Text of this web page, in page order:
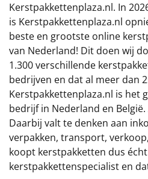
Origineel
Rituals
Luxe
Mannen
Vrouwen
Duurzaam
Kerstpakkettenplaza.nl. In
is Kerstpakkettenplaza.nl
beste en grootste online
van Nederland! Dit doen wij
1.300 verschillende
bedrijven en dat al meer dan
Kerstpakkettenplaza.nl is het
bedrijf in Nederland en
Daarbij valt te denken aan
verpakken, transport,
koopt kerstpakketten dus
kerstpakkettenspecialist en